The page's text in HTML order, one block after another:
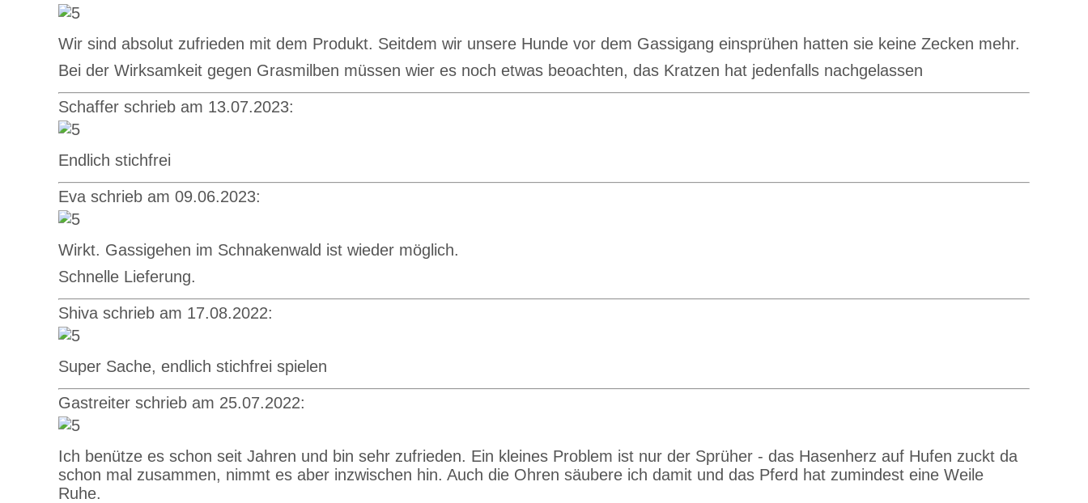
Wir sind absolut zufrieden mit dem Produkt. Seitdem wir unsere Hunde vor dem Gassigang einsprühen hatten sie keine Zecken mehr.
Bei der Wirksamkeit gegen Grasmilben müssen wier es noch etwas beoachten, das Kratzen hat jedenfalls nachgelassen
Schaffer schrieb am 13.07.2023:
Endlich stichfrei
Eva schrieb am 09.06.2023:
Wirkt. Gassigehen im Schnakenwald ist wieder möglich.
Schnelle Lieferung.
Shiva schrieb am 17.08.2022:
Super Sache, endlich stichfrei spielen
Gastreiter schrieb am 25.07.2022:
Ich benütze es schon seit Jahren und bin sehr zufrieden. Ein kleines Problem ist nur der Sprüher - das Hasenherz auf Hufen zuckt da
schon mal zusammen, nimmt es aber inzwischen hin. Auch die Ohren säubere ich damit und das Pferd hat zumindest eine Weile
Ruhe.